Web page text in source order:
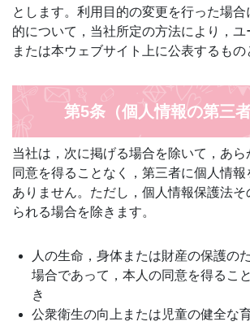
とします。利用目的の変更を行った場合
的について，当社所定の方法により，ユ
または本ウェブサイト上に公表するもの
第5条（個人情報の第三者
当社は，次に掲げる場合を除いて，あ
同意を得ることなく，第三者に個人情
ありません。ただし，個人情報保護法
られる場合を除きます。
人の生命，身体または財産の保護の
場合であって，本人の同意を得るこ
き
公衆衛生の向上または児童の健全な